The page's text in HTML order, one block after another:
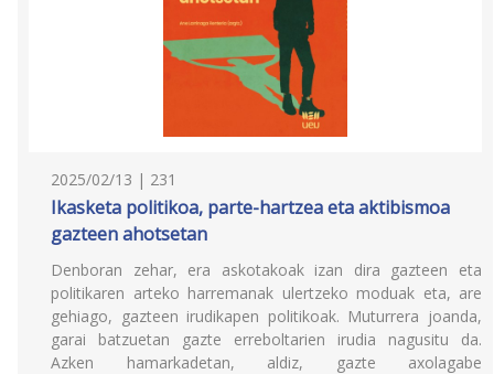
2025/02/13 | 231
Ikasketa politikoa, parte-hartzea eta aktibismoa
gazteen ahotsetan
Denboran zehar, era askotakoak izan dira gazteen eta
politikaren arteko harremanak ulertzeko moduak eta, are
gehiago, gazteen irudikapen politikoak. Muturrera joanda,
garai batzuetan gazte erreboltarien irudia nagusitu da.
Azken hamarkadetan, aldiz, gazte axolagabe